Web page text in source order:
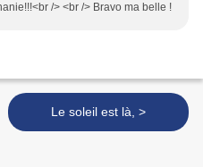
/> <br /> Bravo ma belle !
Le soleil est là, >